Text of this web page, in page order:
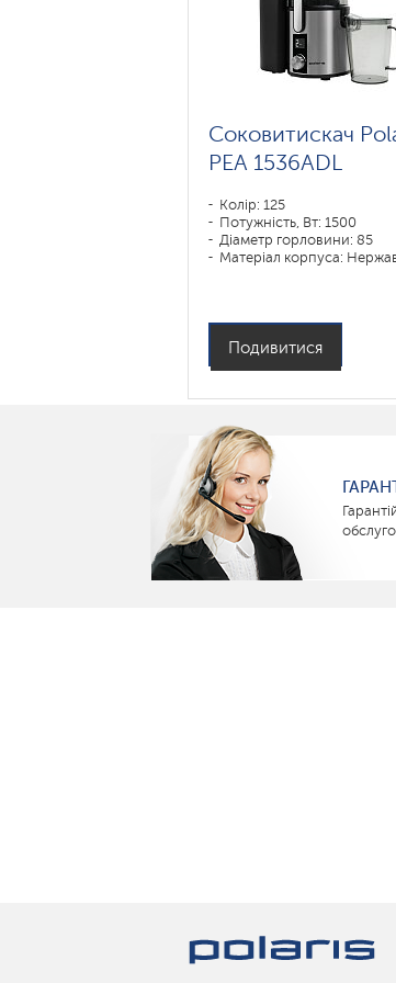
Соковитискач
РЕА 1536ADL
Колір: 125
Потужність, Вт: 1500
Діаметр горловини: 85
Матеріал корпуса:
Подивитися